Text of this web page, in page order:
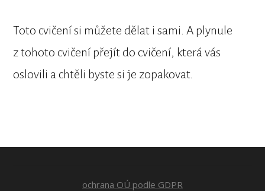
Toto cvičení si můžete dělat i sami. A plynule
z tohoto cvičení přejít do cvičení, která vás
oslovili a chtěli byste si je zopakovat.
ochrana OÚ podle GDPR